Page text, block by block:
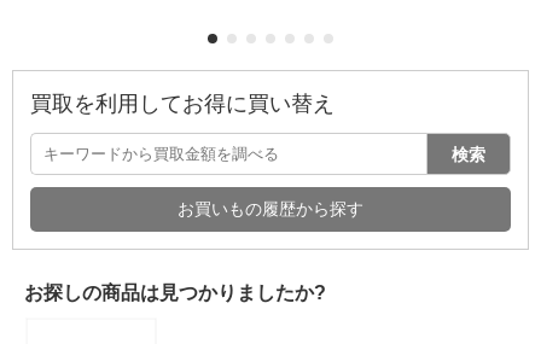
買取を利用してお得に買い替え
検索
お買いもの履歴から探す
お探しの商品は見つかりましたか?